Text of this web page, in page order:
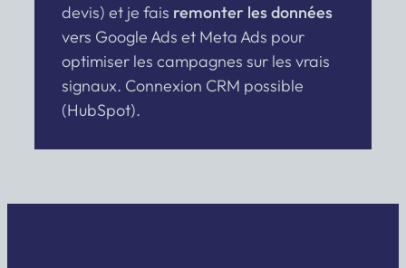
devis) et je fais remonter les données
vers Google Ads et Meta Ads pour
optimiser les campagnes sur les vrais
signaux. Connexion CRM possible
(HubSpot).